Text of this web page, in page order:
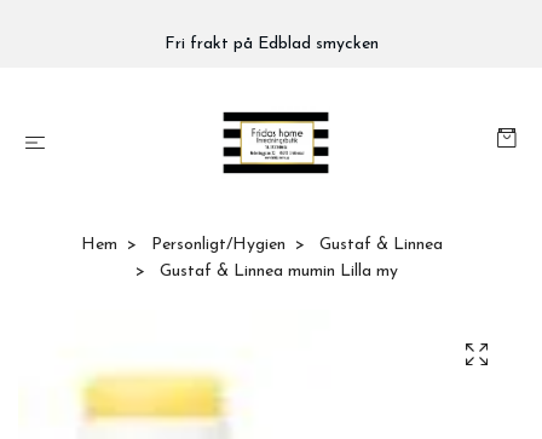
Fri frakt på Edblad smycken
Hem Personligt/Hygien
Gustaf & Linnea
Gustaf & Linnea mumin Lilla my